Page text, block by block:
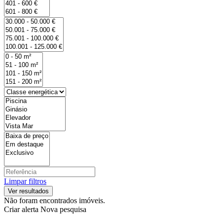
Limpar filtros
Não foram encontrados imóveis.
Criar alerta Nova pesquisa